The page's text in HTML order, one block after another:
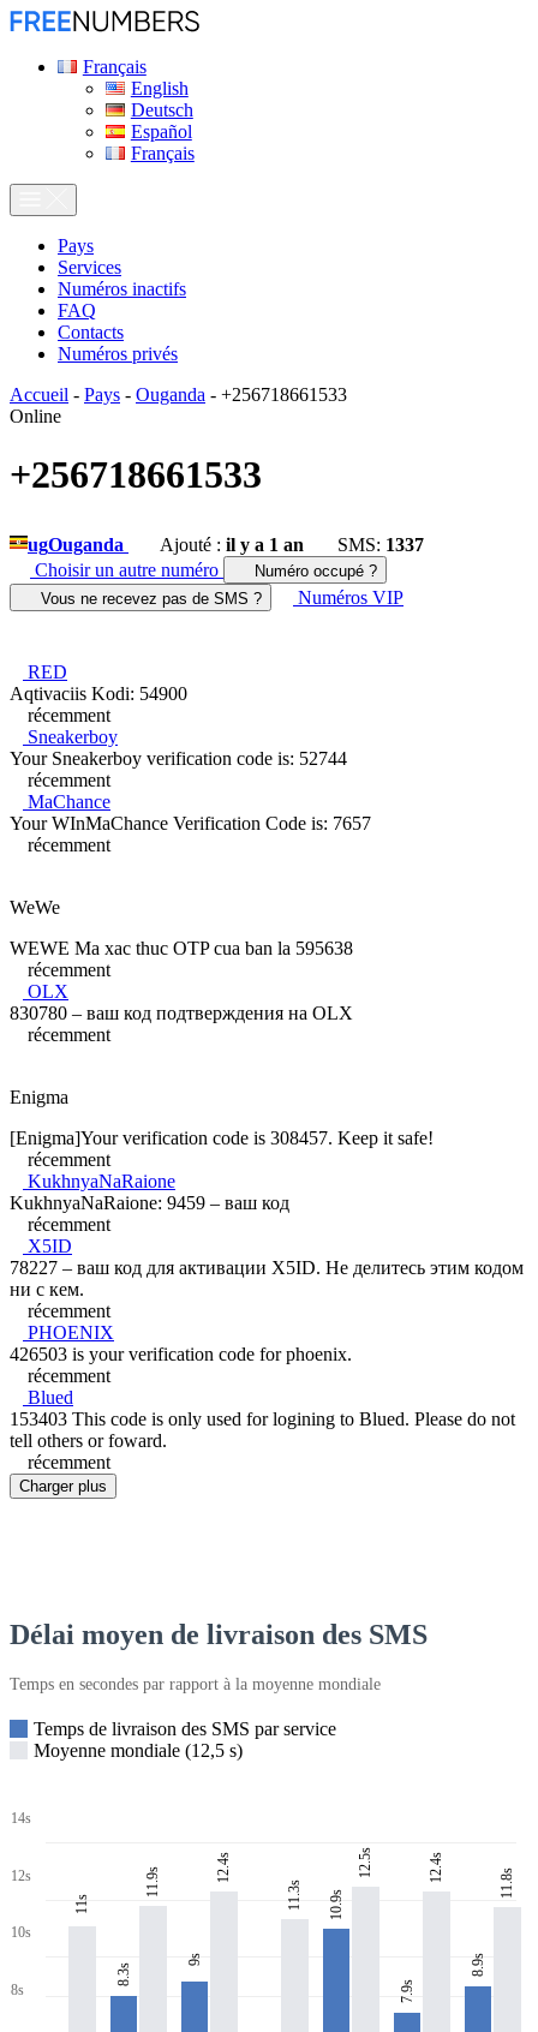
Français
English
Deutsch
Español
Français
Pays
Services
Numéros inactifs
FAQ
Contacts
Numéros privés
Accueil - Pays - Ouganda - +256718661533
Online
+256718661533
ugOuganda Ajouté : il y a 1 an SMS: 1337
Choisir un autre numéro
Numéro occupé ?
Vous ne recevez pas de SMS ?
Numéros VIP
RED
Aqtivaciis Kodi: 54900
récemment
Sneakerboy
Your Sneakerboy verification code is: 52744
récemment
MaChance
Your WInMaChance Verification Code is: 7657
récemment
WeWe
WEWE Ma xac thuc OTP cua ban la 595638
récemment
OLX
830780 – ваш код подтверждения на OLX
récemment
Enigma
[Enigma]Your verification code is 308457. Keep it safe!
récemment
KukhnyaNaRaione
KukhnyaNaRaione: 9459 – ваш код
récemment
X5ID
78227 – ваш код для активации X5ID. Не делитесь этим кодом
ни с кем.
récemment
PHOENIX
426503 is your verification code for phoenix.
récemment
Blued
153403 This code is only used for logining to Blued. Please do not
tell others or foward.
récemment
Charger plus
Délai moyen de livraison des SMS
Temps en secondes par rapport à la moyenne mondiale
Temps de livraison des SMS par service
Moyenne mondiale (12,5 s)
14s
12s
10s
8s
11s
8.3s
11.9s
9s
12.4s
11.3s 10.9s
12.5s
7.9s
12.4s
8.9s
11.8s